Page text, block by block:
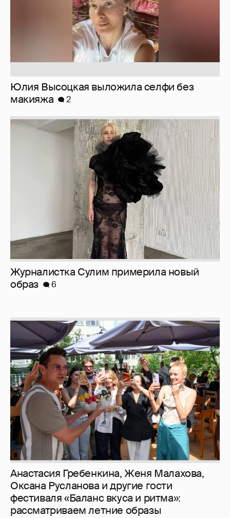
Журналистка Сулим примерила новый
Анастасия Гребенкина, Женя Малахова,
Оксана Русланова и другие гости
фестиваля «Баланс вкуса и ритма»:
рассматриваем летние образы